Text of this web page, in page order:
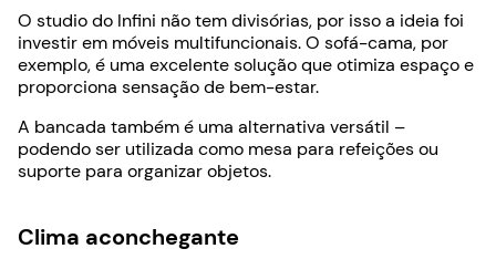
O studio do Infini não tem divisórias, por isso a ideia foi
investir em móveis multifuncionais. O sofá-cama, por
exemplo, é uma excelente solução que otimiza espaço e
proporciona sensação de bem-estar.
A bancada também é uma alternativa versátil –
podendo ser utilizada como mesa para refeições ou
suporte para organizar objetos.
Clima aconchegante